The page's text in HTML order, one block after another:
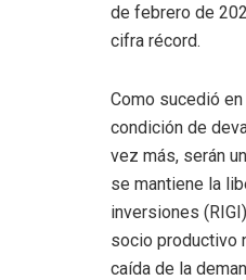
de febrero de
cifra récord.
Como sucedió
condición de
vez más, serán
se mantiene la
inversiones
socio productivo
caída de la